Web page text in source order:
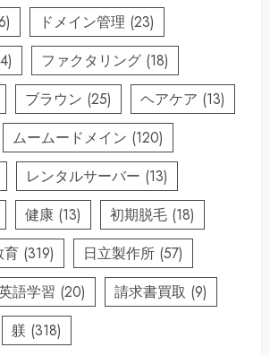
ドメイン管理 (23)
ファクタリング (18)
ブラウン (25) ヘアケア (13)
ムームードメイン (120)
レンタルサーバー (13)
健康 (13) 初期脱毛 (18)
育 (319) 日立製作所 (57)
語学習 (20) 請求書買取 (9)
躾 (318)